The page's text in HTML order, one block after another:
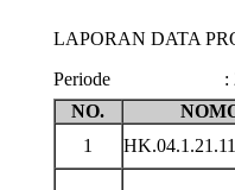
LAPORAN DATA
Periode
:
NO.
1